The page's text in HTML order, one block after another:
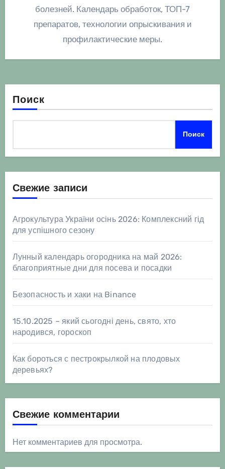
болезней. Календарь обработок, ТОП-7
препаратов, технологии опрыскивания и
профилактические меры.
Поиск
Поиск
Свежие записи
Агрокультура України осінь 2026: Комплексний гід
для успішного сезону
Лунный календарь огородника на май 2026:
благоприятные дни для посева и посадки
Безопасность и хаки на Binance
15.10.2025 – який сьогодні день, свято, хто
народився, гороскоп
Как бороться с пестрокрылкой на плодовых
деревьях?
Свежие комментарии
Нет комментариев для просмотра.